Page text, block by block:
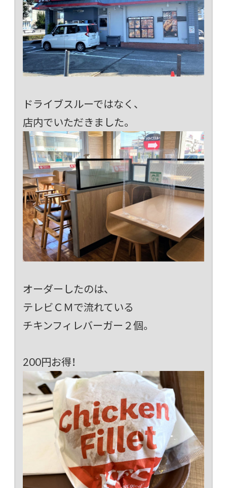
ドライブスルーではなく、
店内でいただきました。
オーダーしたのは、
テレビＣＭで流れている
チキンフィレバーガー２個。
200円お得！